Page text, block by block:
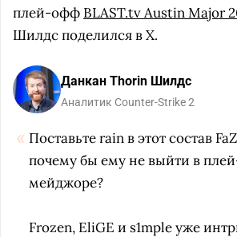
плей-офф BLAST.tv Austin Major
Шилдс поделился в X.
Данкан Thorin Шилдс
Аналитик Counter-Strike 2
Поставьте rain в этот состав
почему бы ему не выйти в
мейджоре?
Frozen, EliGE и s1mple уже